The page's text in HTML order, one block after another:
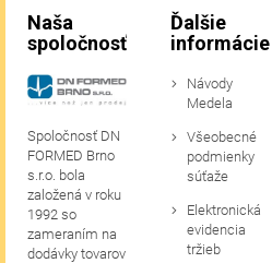
Naša
spoločnosť
Spoločnosť DN
FORMED Brno
s.r.o. bola
založená v roku
1992 so
zameraním na
dodávky tovarov
Ďalšie
informácie
Návody
Medela
Všeobecné
podmienky
súťaže
Elektronická
evidencia
tržieb